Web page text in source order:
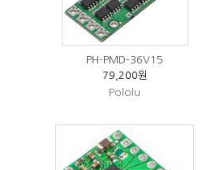
PH-PMD-36V15
79,200원
Pololu